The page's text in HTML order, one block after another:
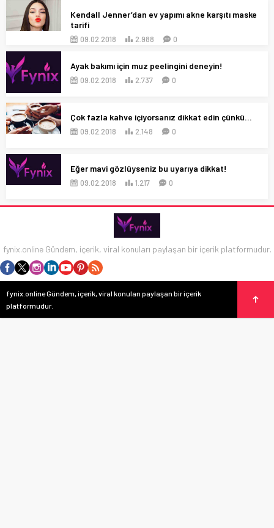
Kendall Jenner’dan ev yapımı akne karşıtı maske
tarifi
09.02.2018 2.988 0
Ayak bakımı için muz peelingini deneyin!
09.02.2018 2.737 0
Çok fazla kahve içiyorsanız dikkat edin çünkü…
09.02.2018 2.148 0
Eğer mavi gözlüyseniz bu uyarıya dikkat!
09.02.2018 1.217 0
fynix.online Gündem, içerik, viral konuları paylaşan bir içerik platformudur.
fynix.online Gündem, içerik, viral konuları paylaşan bir içerik
platformudur.